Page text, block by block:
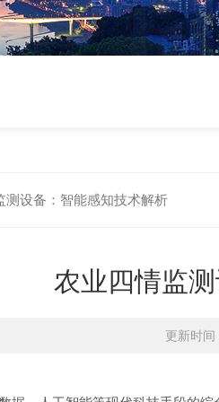
测设备：智能感知技术解析
农业四情监
更新时